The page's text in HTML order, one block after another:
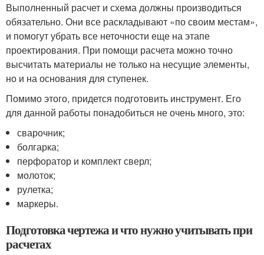
Выполненный расчет и схема должны производиться
обязательно. Они все раскладывают «по своим местам»,
и помогут убрать все неточности еще на этапе
проектирования. При помощи расчета можно точно
высчитать материалы не только на несущие элементы,
но и на основания для ступенек.
Помимо этого, придется подготовить инструмент. Его
для данной работы понадобиться не очень много, это:
сварочник;
болгарка;
перфоратор и комплект сверл;
молоток;
рулетка;
маркеры.
Подготовка чертежа и что нужно учитывать при
расчетах